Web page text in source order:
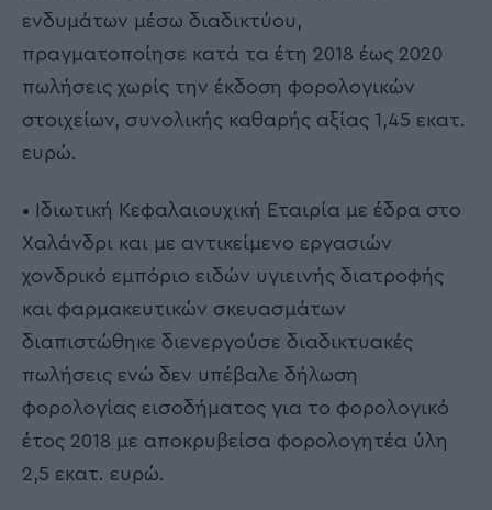
ενδυμάτων μέσω διαδικτύου,
πραγματοποίησε κατά τα έτη 2018 έως 2020
πωλήσεις χωρίς την έκδοση φορολογικών
στοιχείων, συνολικής καθαρής αξίας 1,45 εκατ.
ευρώ.
• Ιδιωτική Κεφαλαιουχική Εταιρία με έδρα στο
Χαλάνδρι και με αντικείμενο εργασιών
χονδρικό εμπόριο ειδών υγιεινής διατροφής
και φαρμακευτικών σκευασμάτων
διαπιστώθηκε διενεργούσε διαδικτυακές
πωλήσεις ενώ δεν υπέβαλε δήλωση
φορολογίας εισοδήματος για το φορολογικό
έτος 2018 με αποκρυβείσα φορολογητέα ύλη
2,5 εκατ. ευρώ.